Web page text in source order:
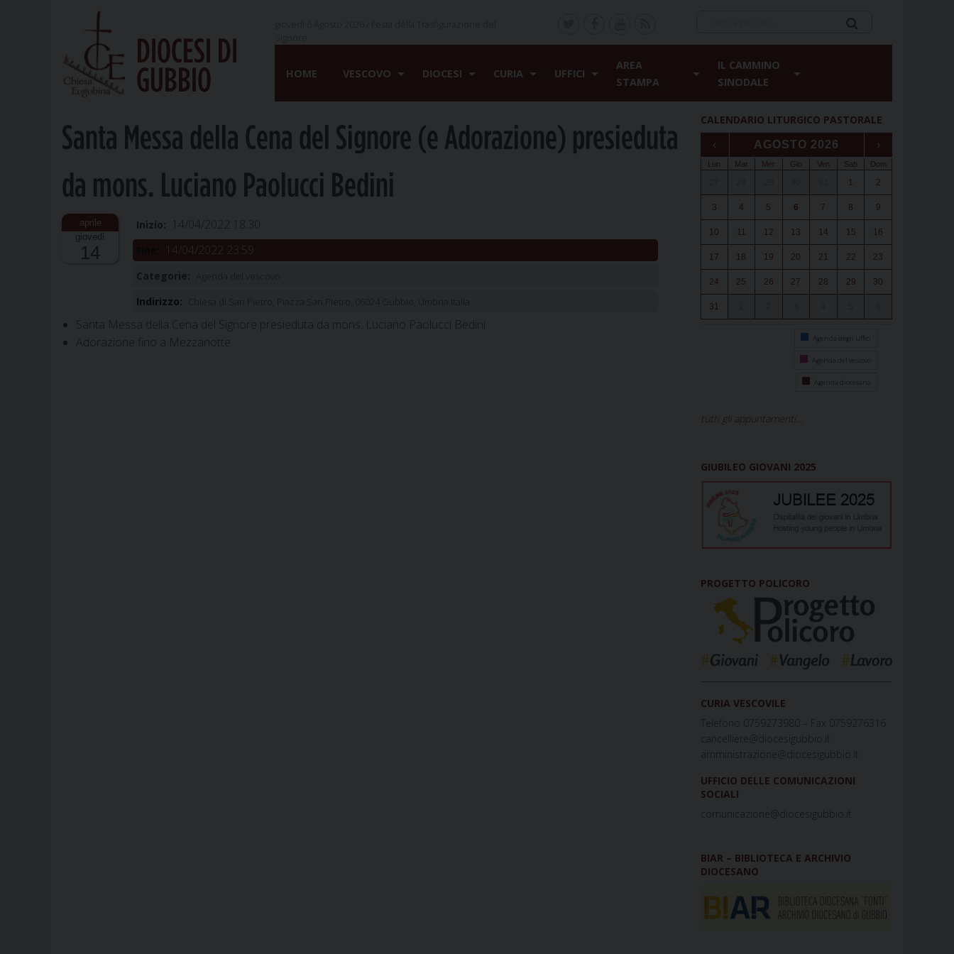
DIOCESI DI
GUBBIO
HOME VESCOVO DIOCESI CURIA UFFICI
AREA
STAMPA
IL CAMMINO
SINODALE
Santa Messa della Cena del Signore (e Adorazione) presieduta
da mons. Luciano Paolucci Bedini
giovedì
14
Inizio: 14/04/2022 18:30
14/04/2022 23:59
Categorie:
Indirizzo:
Santa Messa della Cena del Signore presieduta da mons. Luciano Paolucci Bedini
Adorazione fino a Mezzanotte
CALENDARIO LITURGICO PASTORALE
‹ AGOSTO 2026 ›
Lun Mar Mer Gio Ven Sab Dom
1 2
3 4 5 6 7 8 9
10 11 12 13 14 15 16
17 18 19 20 21 22 23
24 25 26 27 28 29 30
31
Agenda degli uffici
Agenda del vescovo
Agenda diocesana
tutti gli appuntamenti...
GIUBILEO GIOVANI 2025
PROGETTO POLICORO
CURIA VESCOVILE
Telefono 0759273980 – Fax 0759276316
cancelliere@diocesigubbio.it
amministrazione@diocesigubbio.it
UFFICIO DELLE COMUNICAZIONI
SOCIALI
comunicazione@diocesigubbio.it
BIAR – BIBLIOTECA E ARCHIVIO
DIOCESANO